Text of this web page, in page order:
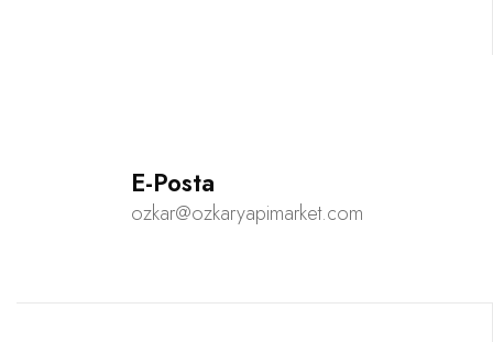
E-Posta
ozkar@ozkaryapimarket.com